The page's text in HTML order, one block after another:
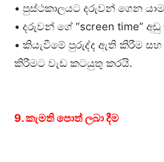
• පුස්ථකාලයට දරුවන් ගෙන යාම
• දරුවන් ගේ “screen time”
• කියැවීමේ පුරුද්ද ඇති කිරීම
කිරීමට වැඩ කටයුතු කරයි.
9. කැමති පොත් ලබා දීම